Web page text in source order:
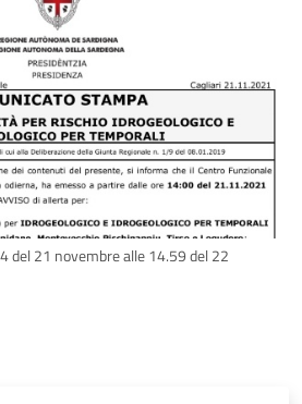
del 21 novembre alle 14.59 del 22